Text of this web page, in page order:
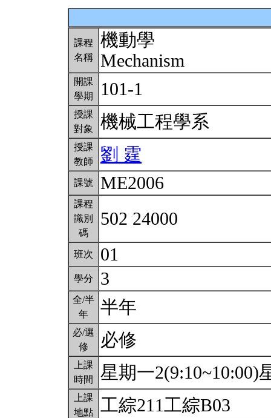
課程
名稱
機動學
Mechanism
開課
學期
101-1
授課
對象
機械工程學系
授課
教師
劉 霆
課號 ME2006
課程
識別
碼
502 24000
班次 01
學分 3
全/半
年
半年
必/選
修
必修
上課
時間
星期一2(9:10~10:00)
上課
地點
工綜211工綜B03